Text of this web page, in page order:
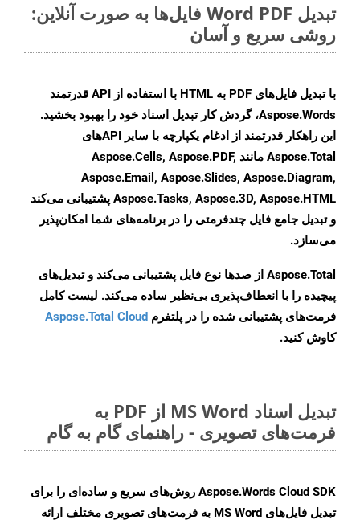
تبدیل Word PDF فایل‌ها به صورت آنلاین:
روشی سریع و آسان
با تبدیل فایل‌های PDF به HTML با استفاده از API قدرتمند
Aspose.Words، گردش کار تبدیل اسناد خود را بهبود بخشید.
این راهکار قدرتمند از ادغام یکپارچه با سایر APIهای
Aspose.Total مانند Aspose.Cells, Aspose.PDF,
Aspose.Email, Aspose.Slides, Aspose.Diagram,
Aspose.Tasks, Aspose.3D, Aspose.HTML پشتیبانی می‌کند
و تبدیل جامع فایل چندفرمتی را در برنامه‌های شما امکان‌پذیر
می‌سازد.
Aspose.Total از صدها نوع فایل پشتیبانی می‌کند و تبدیل‌های
پیچیده را با انعطاف‌پذیری بی‌نظیر ساده می‌کند. لیست کامل
فرمت‌های پشتیبانی شده را در پلتفرم Aspose.Total Cloud
کاوش کنید.
تبدیل اسناد MS Word از PDF به
فرمت‌های تصویری - راهنمای گام به گام
Aspose.Words Cloud SDK روش‌های سریع و ساده‌ای را برای
تبدیل فایل‌های MS Word به فرمت‌های تصویری مختلف ارائه